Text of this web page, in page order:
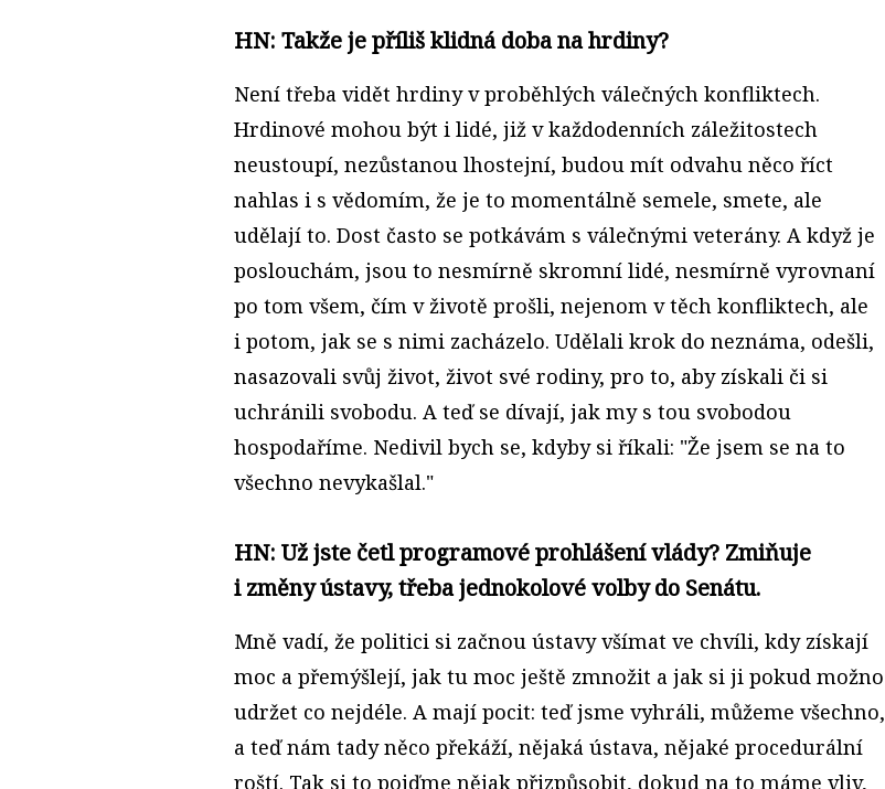
HN: Takže je příliš klidná doba na hrdiny?
Není třeba vidět hrdiny v proběhlých válečných konfliktech.
Hrdinové mohou být i lidé, již v každodenních záležitostech
neustoupí, nezůstanou lhostejní, budou mít odvahu něco říct
nahlas i s vědomím, že je to momentálně semele, smete, ale
udělají to. Dost často se potkávám s válečnými veterány. A když je
poslouchám, jsou to nesmírně skromní lidé, nesmírně vyrovnaní
po tom všem, čím v životě prošli, nejenom v těch konfliktech, ale
i potom, jak se s nimi zacházelo. Udělali krok do neznáma, odešli,
nasazovali svůj život, život své rodiny, pro to, aby získali či si
uchránili svobodu. A teď se dívají, jak my s tou svobodou
hospodaříme. Nedivil bych se, kdyby si říkali: "Že jsem se na to
všechno nevykašlal."
HN: Už jste četl programové prohlášení vlády? Zmiňuje
i změny ústavy, třeba jednokolové volby do Senátu.
Mně vadí, že politici si začnou ústavy všímat ve chvíli, kdy získají
moc a přemýšlejí, jak tu moc ještě zmnožit a jak si ji pokud možno
udržet co nejdéle. A mají pocit: teď jsme vyhráli, můžeme všechno,
a teď nám tady něco překáží, nějaká ústava, nějaké procedurální
roští. Tak si to pojďme nějak přizpůsobit, dokud na to máme vliv,